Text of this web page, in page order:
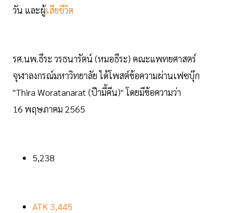
วัน และผู้เสียชีวิต
รศ.นพ.ธีระ วรธนารัตน์ (หมอธีระ) คณะแพทยศาสตร์
จุฬาลงกรณ์มหาวิทยาลัย ได้โพสต์ข้อความผ่านเฟซบุ๊ก
"Thira Woratanarat (ป๊ามี้คีน)" โดยมีข้อความว่า
16 พฤษภาคม 2565
5,238
ATK 3,445